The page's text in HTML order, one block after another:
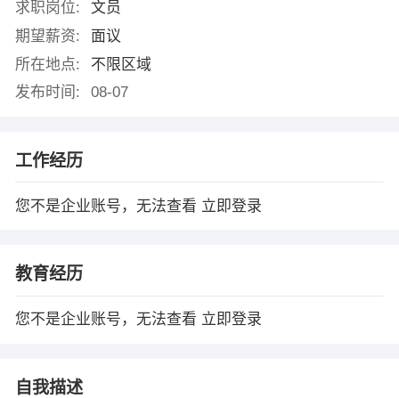
求职岗位:
文员
期望薪资:
面议
所在地点:
不限区域
发布时间:
08-07
工作经历
您不是企业账号，无法查看 立即登录
教育经历
您不是企业账号，无法查看 立即登录
自我描述